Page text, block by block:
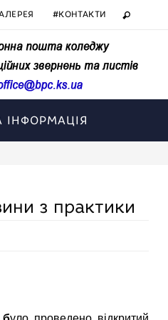
#КОНТАКТИ
ІНФОРМАЦІЯ
з практики